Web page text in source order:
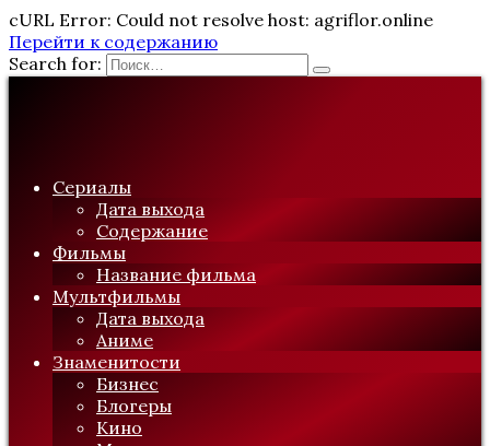
cURL Error: Could not resolve host: agriflor.online
Перейти к содержанию
Search for:
Сериалы
Дата выхода
Содержание
Фильмы
Название фильма
Мультфильмы
Дата выхода
Аниме
Знаменитости
Бизнес
Блогеры
Кино